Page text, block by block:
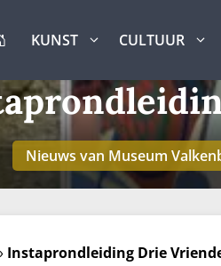
KUNST CULTUUR
Nieuws van Museum
Instaprondleiding Drie